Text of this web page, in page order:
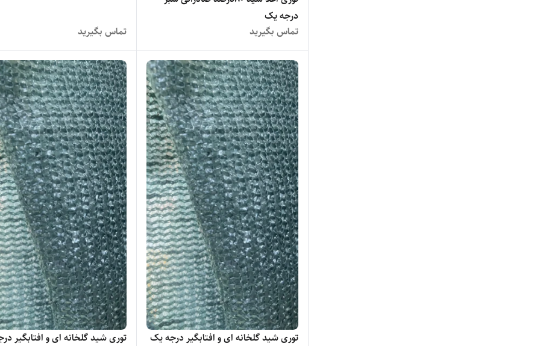
درجه یک
تماس بگیرید
تماس بگیرید
توری شید گلخانه ای و افتابگیر درجه یک
توری شید گلخانه ای و افتابگیر